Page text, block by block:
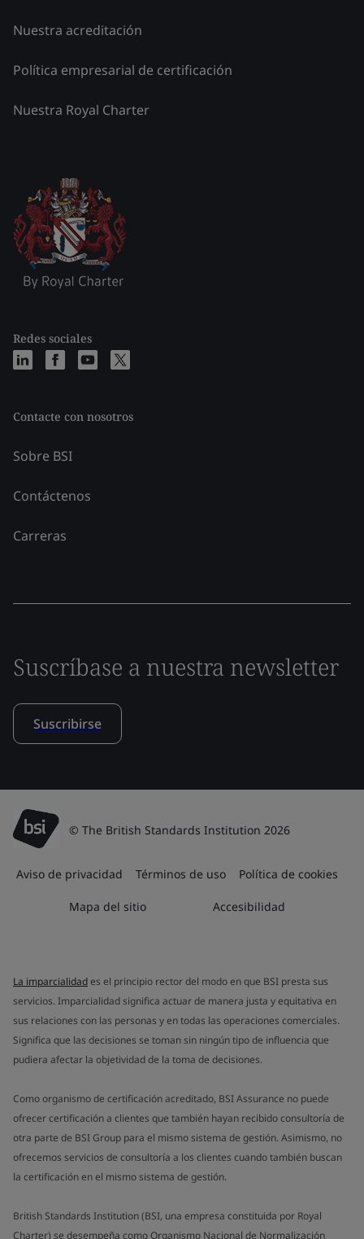
Nuestra acreditación
Política empresarial de certificación
Nuestra Royal Charter
Redes sociales
Contacte con nosotros
Sobre BSI
Contáctenos
Carreras
Suscríbase a nuestra newsletter
Suscribirse
© The British Standards Institution 2026
Aviso de privacidad Términos de uso Política de cookies
Mapa del sitio Accesibilidad
La imparcialidades el principio rector del modo en que BSI presta sus
servicios. Imparcialidad significa actuar de manera justa y equitativa en
sus relaciones con las personas y en todas las operaciones comerciales.
Significa que las decisiones se toman sin ningún tipo de influencia que
pudiera afectar la objetividad de la toma de decisiones.
Como organismo de certificación acreditado, BSI Assurance no puede
ofrecer certificación a clientes que también hayan recibido consultoría de
otra parte de BSI Group para el mismo sistema de gestión. Asimismo, no
ofrecemos servicios de consultoría a los clientes cuando también buscan
la certificación en el mismo sistema de gestión.
British Standards Institution (BSI, una empresa constituida por Royal
Charter) se desempeña como Organismo Nacional de Normalización